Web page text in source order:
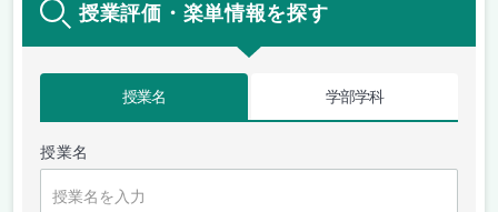
授業評価・楽単情報を探す
授業名 学部学科
授業名